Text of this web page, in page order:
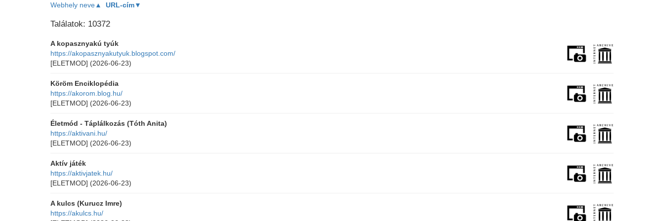
Webhely neve▲ URL-cím▼
Találatok: 10372
A kopasznyakú tyúk
https://akopasznyakutyuk.blogspot.com/
[ELETMOD] (2026-06-23)
Köröm Enciklopédia
https://akorom.blog.hu/
[ELETMOD] (2026-06-23)
Életmód - Táplálkozás (Tóth Anita)
https://aktivani.hu/
[ELETMOD] (2026-06-23)
Aktív játék
https://aktivjatek.hu/
[ELETMOD] (2026-06-23)
A kulcs (Kurucz Imre)
https://akulcs.hu/